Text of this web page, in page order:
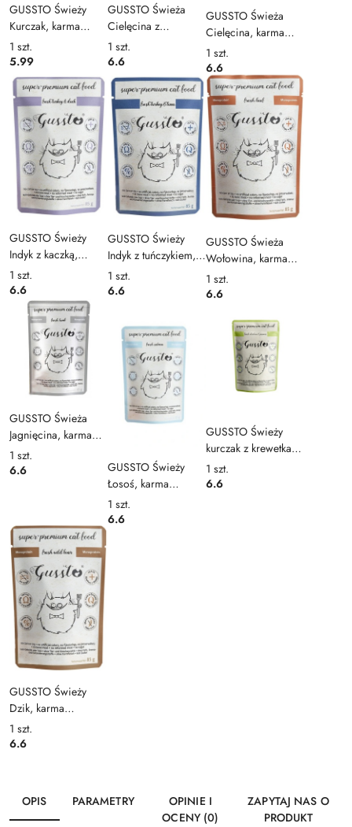
GUSSTO Świeży
Kurczak, karma
premium
monoproteinowa
saszetka 85g
1 szt.
5.99
GUSSTO Świeża
Cielęcina z
Królikiem, karma
premium saszetka
85g
1 szt.
6.6
GUSSTO Świeża
Cielęcina, karma
premium
monoproteinowa
saszetka 85g
1 szt.
6.6
GUSSTO Świeży
Indyk z kaczką,
karma premium
saszetka 85g
1 szt.
6.6
GUSSTO Świeży
Indyk z tuńczykiem,
karma premium
saszetka 85g
1 szt.
6.6
GUSSTO Świeża
Wołowina, karma
premium
monoproteinowa
1 szt.
6.6
GUSSTO Świeża
Jagnięcina, karma
premium
monoproteinowa
1 szt.
6.6
GUSSTO Świeży
Łosoś, karma
premium
monoproteinowa
1 szt.
6.6
GUSSTO Świeży
kurczak z krewetkami
, karma premium
saszetka 85g
1 szt.
6.6
GUSSTO Świeży
Dzik, karma
premium
monoproteinowa
1 szt.
6.6
OPIS PARAMETRY
OPINIE I
OCENY (0)
ZAPYTAJ NAS O
PRODUKT